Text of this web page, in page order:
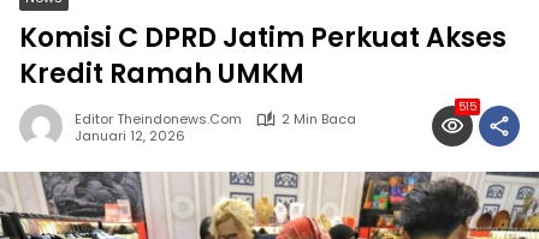
Komisi C DPRD Jatim Perkuat Akses
Kredit Ramah UMKM
Editor Theindonews.com
2 Min Baca
Januari 12, 2026
515